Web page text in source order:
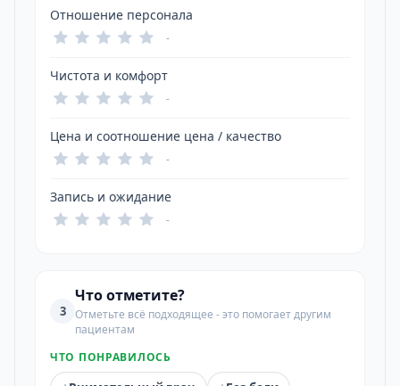
Отношение персонала
-
Чистота и комфорт
-
Цена и соотношение цена / качество
-
Запись и ожидание
-
3
Что отметите?
Отметьте всё подходящее - это помогает другим
пациентам
ЧТО ПОНРАВИЛОСЬ